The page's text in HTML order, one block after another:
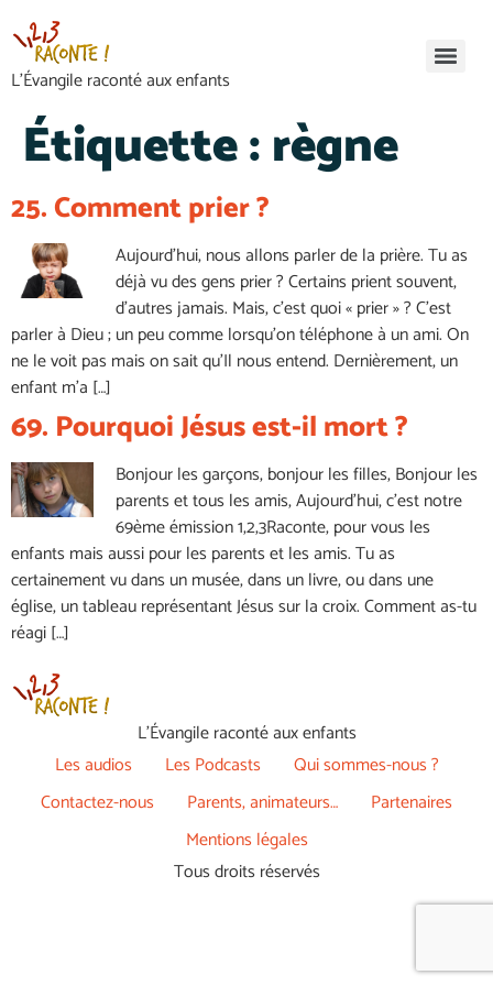
L’Évangile raconté aux enfants
Étiquette :règne
25. Comment prier ?
Aujourd’hui, nous allons parler de la prière. Tu as
déjà vu des gens prier ? Certains prient souvent,
d’autres jamais. Mais, c’est quoi « prier » ? C’est
parler à Dieu ; un peu comme lorsqu’on téléphone à un ami. On
ne le voit pas mais on sait qu’Il nous entend. Dernièrement, un
enfant m’a […]
69. Pourquoi Jésus est-il mort ?
Bonjour les garçons, bonjour les filles, Bonjour les
parents et tous les amis, Aujourd’hui, c’est notre
69ème émission 1,2,3Raconte, pour vous les
enfants mais aussi pour les parents et les amis. Tu as
certainement vu dans un musée, dans un livre, ou dans une
église, un tableau représentant Jésus sur la croix. Comment as-tu
réagi […]
L’Évangile raconté aux enfants
Les audios
Les Podcasts
Qui sommes-nous ?
Contactez-nous
Parents, animateurs…
Partenaires
Mentions légales
Tous droits réservés